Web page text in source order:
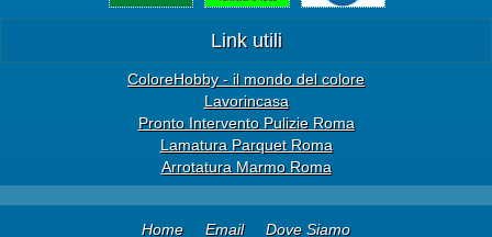
Link utili
ColoreHobby - il mondo del colore
Lavorincasa
Pronto Intervento Pulizie Roma
Lamatura Parquet Roma
Arrotatura Marmo Roma
Home Email Dove Siamo